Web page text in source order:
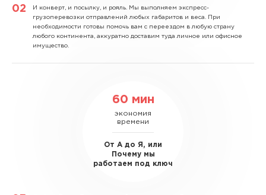
И конверт, и посылку, и рояль. Мы выполняем экспресс-
грузоперевозки отправлений любых габаритов и веса. При
необходимости готовы помочь вам с переездом в любую страну
любого континента, аккуратно доставим туда личное или офисное
имущество.
60 мин
экономия
времени
От А до Я, или
Почему мы
работаем под ключ